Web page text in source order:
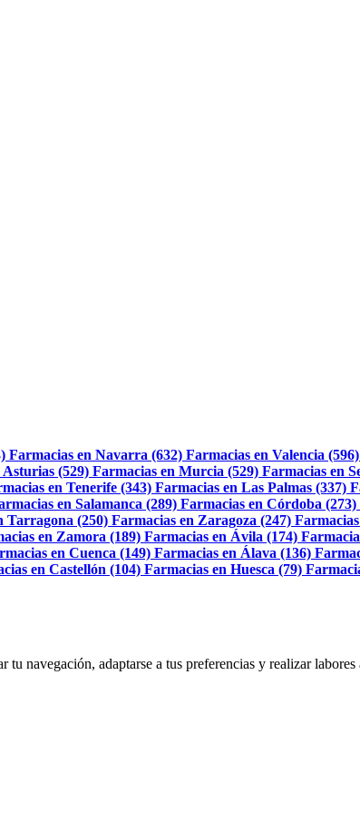
Farmacias en Navarra (632) Farmacias en Valencia (596)
(529) Farmacias en Murcia (529) Farmacias en
en Tenerife (343) Farmacias en Las Palmas (337)
en Salamanca (289) Farmacias en Córdoba (273)
Tarragona (250) Farmacias en Zaragoza (247)
en Zamora (189) Farmacias en Ávila (174)
en Cuenca (149) Farmacias en Álava (136)
en Castellón (104) Farmacias en Huesca (79)
navegación, adaptarse a tus preferencias y realizar